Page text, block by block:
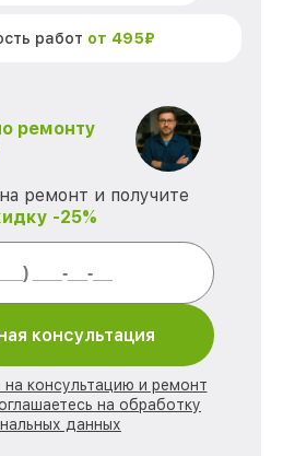
работ от 495₽
ремонту
ремонт и получите
-25%
консультация
на консультацию и ремонт
на обработку
данных